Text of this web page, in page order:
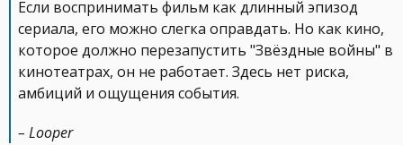
Если воспринимать фильм как длинный эпизод
сериала, его можно слегка оправдать. Но как кино,
которое должно перезапустить "Звёздные войны" в
кинотеатрах, он не работает. Здесь нет риска,
амбиций и ощущения события.
– Looper